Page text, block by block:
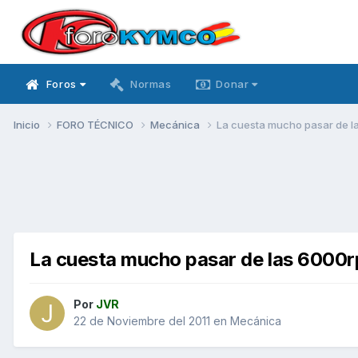
Foros Normas Donar
Inicio FORO TÉCNICO Mecánica La cuesta mucho pasar de
La cuesta mucho pasar de las
Por JVR
22 de Noviembre del 2011 en Mecánica